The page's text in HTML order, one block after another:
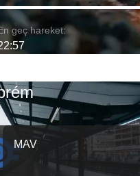
geç hareket:
MAV